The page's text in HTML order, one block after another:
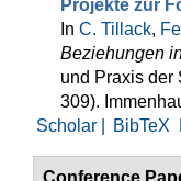
Projekte zur
In C. Tillack,
Beziehungen
und Praxis der
309).
Scholar |
BibTeX
Conference